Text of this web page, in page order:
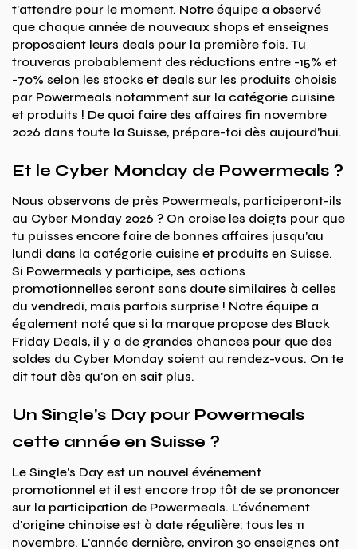
t'attendre pour le moment. Notre équipe a observé
que chaque année de nouveaux shops et enseignes
proposaient leurs deals pour la première fois. Tu
trouveras probablement des réductions entre -15% et
-70% selon les stocks et deals sur les produits choisis
par Powermeals notamment sur la catégorie cuisine
et produits ! De quoi faire des affaires fin novembre
2026 dans toute la Suisse, prépare-toi dès aujourd'hui.
Et le Cyber Monday de Powermeals ?
Nous observons de près Powermeals, participeront-ils
au Cyber Monday 2026 ? On croise les doigts pour que
tu puisses encore faire de bonnes affaires jusqu'au
lundi dans la catégorie cuisine et produits en Suisse.
Si Powermeals y participe, ses actions
promotionnelles seront sans doute similaires à celles
du vendredi, mais parfois surprise ! Notre équipe a
également noté que si la marque propose des Black
Friday Deals, il y a de grandes chances pour que des
soldes du Cyber Monday soient au rendez-vous. On te
dit tout dès qu'on en sait plus.
Un Single's Day pour Powermeals
cette année en Suisse ?
Le Single's Day est un nouvel événement
promotionnel et il est encore trop tôt de se prononcer
sur la participation de Powermeals. L'événement
d'origine chinoise est à date régulière: tous les 11
novembre. L'année dernière, environ 30 enseignes ont